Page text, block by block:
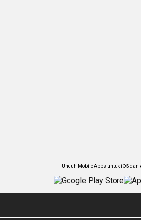
Unduh Mobile Apps untuk iOS dan